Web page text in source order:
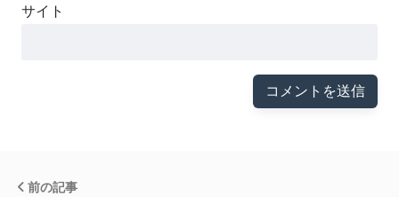
サイト
前の記事